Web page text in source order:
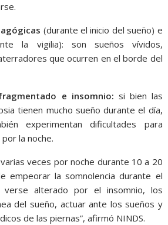
(durante el inicio del sueño) e
la vigilia): son sueños vívidos,
que ocurren en el borde del
e insomnio: si bien las
tienen mucho sueño durante el día,
experimentan dificultades para
la noche.
veces por noche durante 10 a 20
empeorar la somnolencia durante el
verse alterado por el insomnio, los
del sueño, actuar ante los sueños y
de las piernas”, afirmó NINDS.